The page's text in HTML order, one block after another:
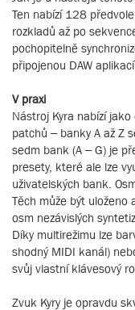
Ten nabízí 128
rozkladů až po
pochopitelně
připojenou DAW
V praxi
Nástroj Kyra nabízí
patchů – banky A až Z
sedm bank (A – G) je
presety, které ale lze
uživatelských bank.
Těch může být uloženo
osm nezávislých
Díky multirežimu lze
shodný MIDI kanál)
svůj vlastní klávesový
Zvuk Kyry je opravdu